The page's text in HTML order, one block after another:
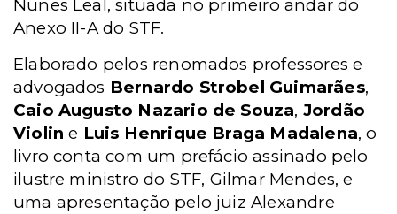
Nunes Leal, situada no primeiro andar do
Anexo II-A do STF.
Elaborado pelos renomados professores e
advogados Bernardo Strobel Guimarães,
Caio Augusto Nazario de Souza, Jordão
Violin e Luis Henrique Braga Madalena, o
livro conta com um prefácio assinado pelo
ilustre ministro do STF, Gilmar Mendes, e
uma apresentação pelo juiz Alexandre